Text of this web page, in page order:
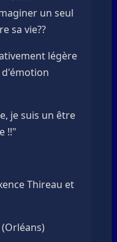
un seul
sa vie??
légère
d'émotion
je suis un être
!!"
Thireau et